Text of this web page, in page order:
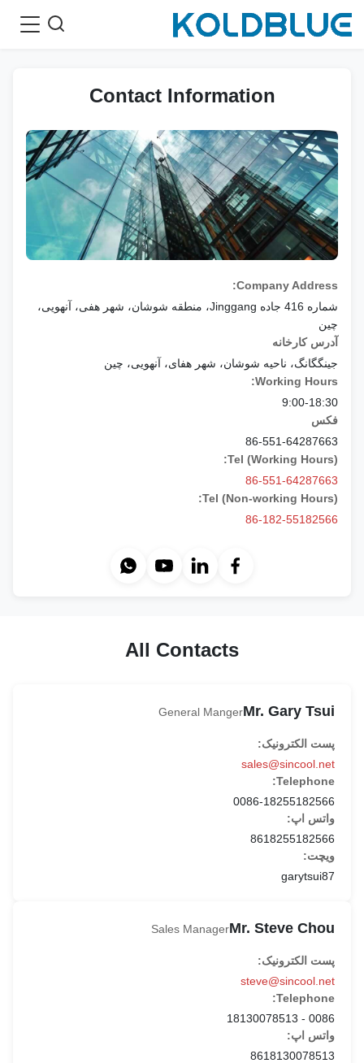
Contact Information
Company Address:
شماره 416 جاده Jinggang، منطقه شوشان، شهر هفی، آنهویی،
چین
آدرس کارخانه
جینگگانگ، ناحیه شوشان، شهر هفای، آنهویی، چین
Working Hours:
9:00-18:30
فکس
86-551-64287663
Tel (Working Hours):
86-551-64287663
Tel (Non-working Hours):
86-182-55182566
All Contacts
Mr. Gary Tsui
General Manger
پست الکترونیک:
sales@sincool.net
Telephone:
0086-18255182566
واتس اپ:
8618255182566
ویچت:
garytsui87
Mr. Steve Chou
Sales Manager
پست الکترونیک:
steve@sincool.net
Telephone:
0086 - 18130078513
واتس اپ:
8618130078513